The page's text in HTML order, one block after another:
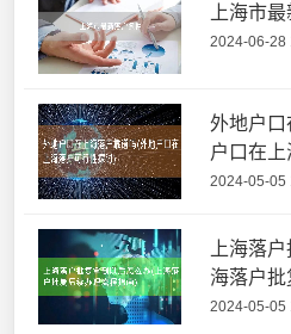
上海市
2024-06-28
外地户口
户口在
2024-05-05
上海落
海落户
2024-05-05